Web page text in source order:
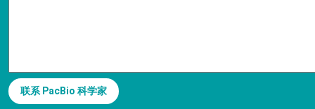
联系 PacBio 科学家